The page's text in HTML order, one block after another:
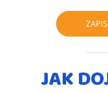
JAK